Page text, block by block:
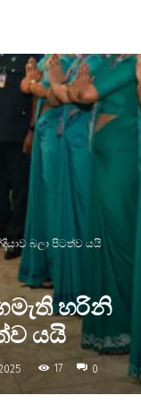
බලා පිටත්ව යයි
හරිනි
යයි
17 0